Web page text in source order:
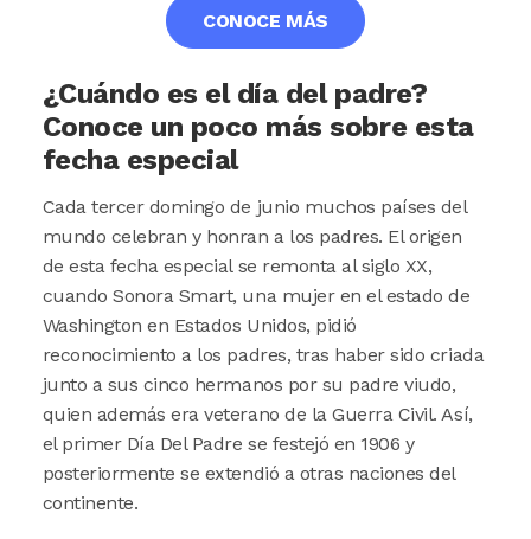
CONOCE MÁS
¿Cuándo es el día del padre?
Conoce un poco más sobre esta
fecha especial
Cada tercer domingo de junio muchos países del
mundo celebran y honran a los padres. El origen
de esta fecha especial se remonta al siglo XX,
cuando Sonora Smart, una mujer en el estado de
Washington en Estados Unidos, pidió
reconocimiento a los padres, tras haber sido criada
junto a sus cinco hermanos por su padre viudo,
quien además era veterano de la Guerra Civil. Así,
el primer Día Del Padre se festejó en 1906 y
posteriormente se extendió a otras naciones del
continente.